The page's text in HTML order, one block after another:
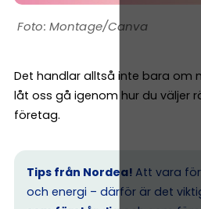
Montage/Canva
Det handlar alltså inte bara om
låt oss gå igenom hur du väljer
företag.
Tips från Nordea! Att vara
och energi – därför är det